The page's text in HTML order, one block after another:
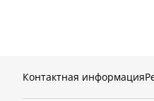
Контактная информация